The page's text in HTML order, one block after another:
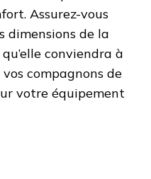
Assurez-vous
dimensions de la
conviendra à
compagnons de
votre équipement